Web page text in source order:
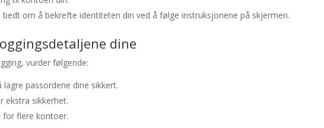
om å bekrefte identiteten din ved å følge instruksjonene på skjermen.
dine
vurder følgende:
passordene dine sikkert.
ekstra sikkerhet.
for flere kontoer.